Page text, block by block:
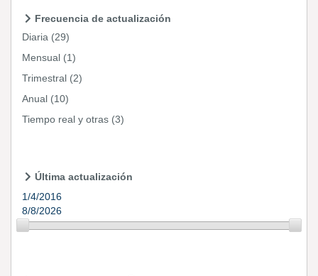
Frecuencia de actualización
Diaria (29)
Mensual (1)
Trimestral (2)
Anual (10)
Tiempo real y otras (3)
Última actualización
1/4/2016
8/8/2026